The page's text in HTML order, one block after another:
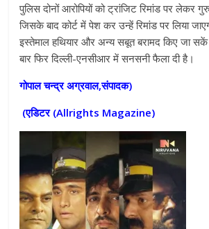
पुलिस दोनों आरोपियों को ट्रांजिट रिमांड पर लेकर
जिसके बाद कोर्ट में पेश कर उन्हें रिमांड पर लिया
इस्तेमाल हथियार और अन्य सबूत बरामद किए जा
बार फिर दिल्ली-एनसीआर में सनसनी फैला दी है।
गोपाल चन्द्र अग्रवाल,संपादक)
(एडिटर (Allrights Magazine)